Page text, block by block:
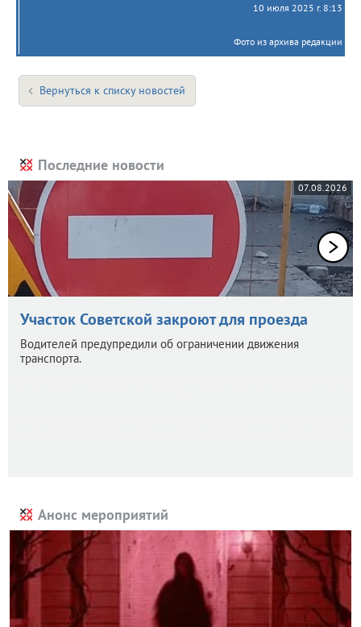
10 июля 2025 г. 8:13
Фото из архива редакции
Вернуться к списку новостей
Последние новости
07.08.2026
Участок Советской закроют для проезда
Водителей предупредили об ограничении движения
транспорта.
Анонс мероприятий